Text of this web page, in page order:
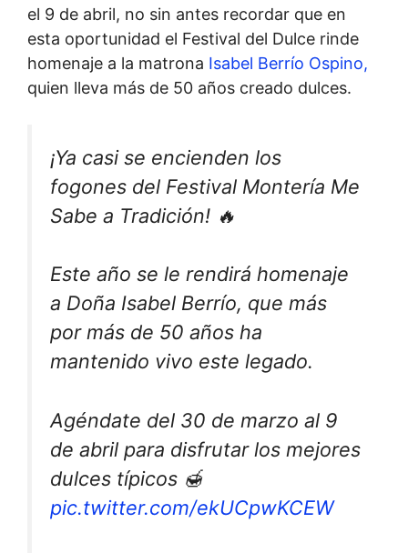
el 9 de abril, no sin antes recordar que en
esta oportunidad el Festival del Dulce rinde
homenaje a la matrona Isabel Berrío Ospino,
quien lleva más de 50 años creado dulces.
¡Ya casi se encienden los
fogones del Festival Montería Me
Sabe a Tradición! 🔥
Este año se le rendirá homenaje
a Doña Isabel Berrío, que más
por más de 50 años ha
mantenido vivo este legado.
Agéndate del 30 de marzo al 9
de abril para disfrutar los mejores
dulces típicos 🍯
pic.twitter.com/ekUCpwKCEW